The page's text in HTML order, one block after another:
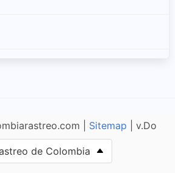
| Sitemap | v.Do
de Colombia